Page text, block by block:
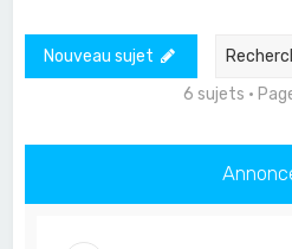
Nouveau sujet
6 sujets •